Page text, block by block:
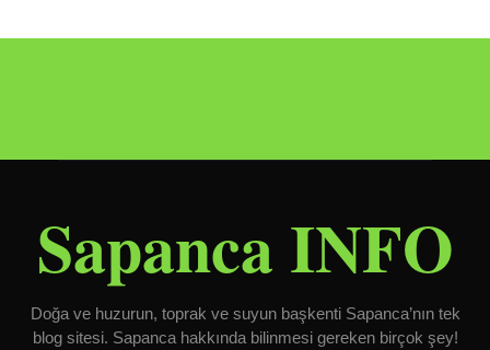
Sapanca INFO
Doğa ve huzurun, toprak ve suyun başkenti Sapanca’nın tek
blog sitesi. Sapanca hakkında bilinmesi gereken birçok şey!